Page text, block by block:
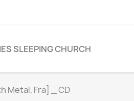
SLEEPING CHURCH
Metal, Fra] _ CD